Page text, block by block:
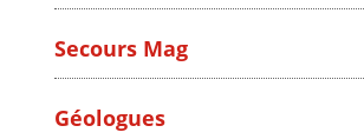
Secours Mag
Géologues